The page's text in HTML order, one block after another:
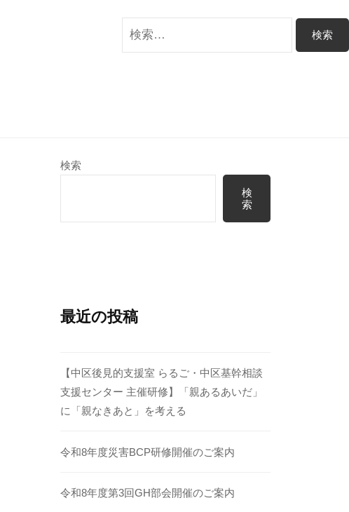
検
索:
検索
検
索
最近の投稿
【中区後見的支援室 らるご・中区基幹相談
支援センター 主催研修】「親あるあいだ」
に「親なきあと」を考える
令和8年度災害BCP研修開催のご案内
令和8年度第3回GH部会開催のご案内